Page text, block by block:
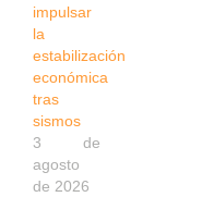
impulsar
la
estabilización
económica
tras
sismos
3 de
agosto
de 2026